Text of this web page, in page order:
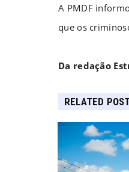
A PMDF
que os
Da redação
RELATED